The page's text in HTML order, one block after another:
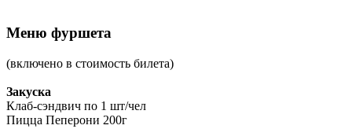
Меню фуршета
(включено в стоимость билета)
Закуска
Клаб-сэндвич по 1 шт/чел
Пицца Пеперони 200г